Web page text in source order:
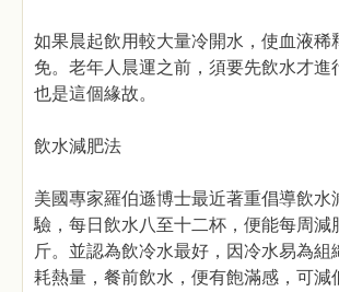
如果晨起飲用較大量冷開水，使血液稀
免。老年人晨運之前，須要先飲水才進
也是這個緣故。
飲水減肥法
美國專家羅伯遜博士最近著重倡導飲水
驗，每日飲水八至十二杯，便能每周減
斤。並認為飲冷水最好，因冷水易為組
耗熱量，餐前飲水，便有飽滿感，可減